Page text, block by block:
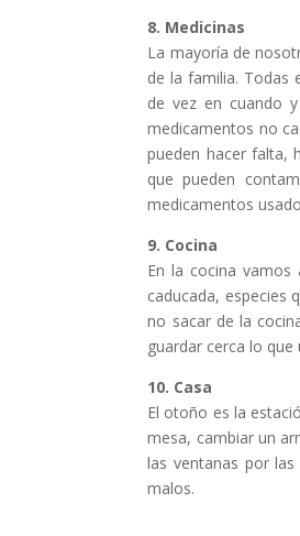
8. Medicinas
La mayoría de
de la familia. Todas
de vez en cuando
medicamentos no
pueden hacer falta,
que pueden
medicamentos
9. Cocina
En la cocina
caducada, especies
no sacar de la
guardar cerca lo
10. Casa
El otoño es la
mesa, cambiar un
las ventanas por
malos.